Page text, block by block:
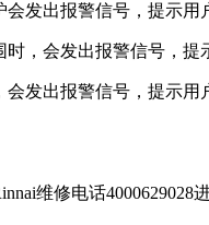
发出报警信号，提示用
，会发出报警信号，提
发出报警信号，提示用
维修电话